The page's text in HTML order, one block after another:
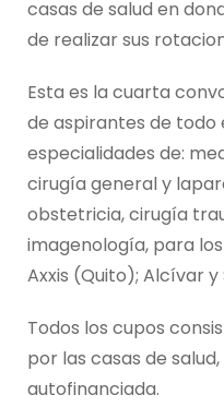
casas de salud en
de realizar sus
Esta es la cuarta
de aspirantes de
especialidades de:
cirugía general y
obstetricia, cirugía
imagenología, para
Axxis (Quito); Alcívar y
Todos los cupos
por las casas de
autofinanciada.